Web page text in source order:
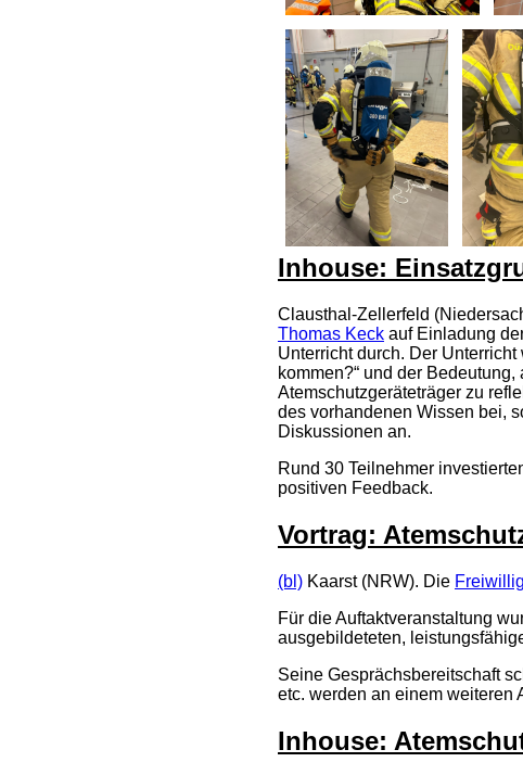
Inhouse:
Clausthal-Zellerfeld
Thomas Keck auf Einladung
Unterricht durch. Der
kommen?“ und der
Atemschutzgeräteträger zu
des vorhandenen Wissen bei,
Diskussionen an.
Rund 30 Teilnehmer
positiven Feedback.
Vortrag:
(bl) Kaarst (NRW). Die
Für die Auftaktveranstaltung
ausgebildeteten,
Seine Gesprächsbereitschaft
etc. werden an einem weiteren
Inhouse: